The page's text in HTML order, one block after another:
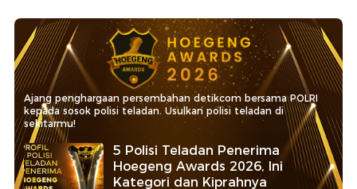
Ajang penghargaan persembahan detikcom bersama POLRI
kepada sosok polisi teladan. Usulkan polisi teladan di
sekitarmu!
5 Polisi Teladan Penerima
Hoegeng Awards 2026, Ini
Kategori dan Kiprahnya